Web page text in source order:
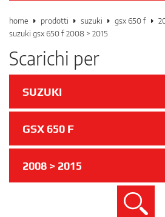
home prodotti suzuki gsx 650 f
suzuki gsx 650 f 2008 > 2015
Scarichi per
SUZUKI
GSX 650 F
2008 > 2015
Cerca